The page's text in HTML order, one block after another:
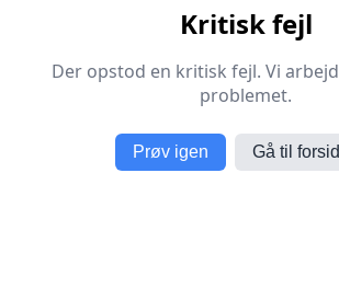
Kritisk fejl
Der opstod en kritisk fejl. Vi
problemet.
Prøv igen Gå til